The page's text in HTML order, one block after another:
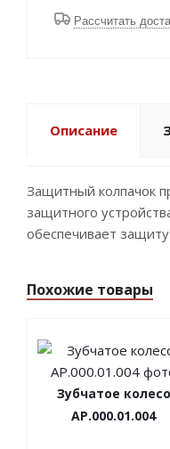
Рассчитать
Описание
Защитный колпачок
защитного
обеспечивает
Похожие товары
Зубчатое колесо
АР.000.01.004